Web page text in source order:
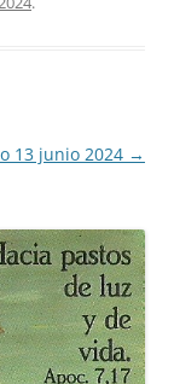
13 junio 2024 →